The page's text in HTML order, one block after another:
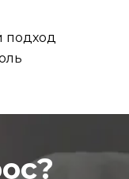
подход